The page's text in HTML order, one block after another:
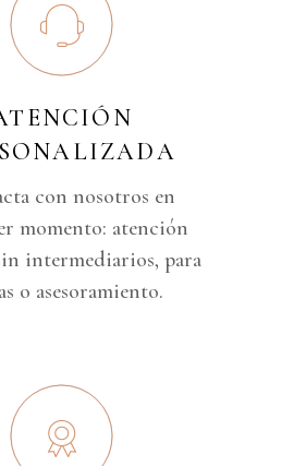
con nosotros en
momento: atención
intermediarios, para
o asesoramiento.